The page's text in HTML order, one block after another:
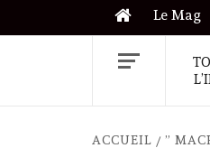
Le Mag
ACCUEIL ”